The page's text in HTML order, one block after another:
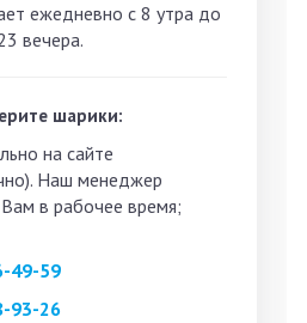
ежедневно с 8 утра до
вечера.
шарики:
на сайте
Наш менеджер
в рабочее время;
49-59
93-26